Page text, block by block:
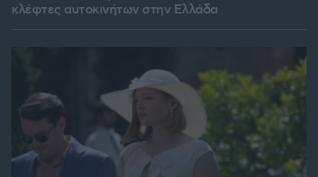
κλέφτες αυτοκινήτων στην Ελλάδα